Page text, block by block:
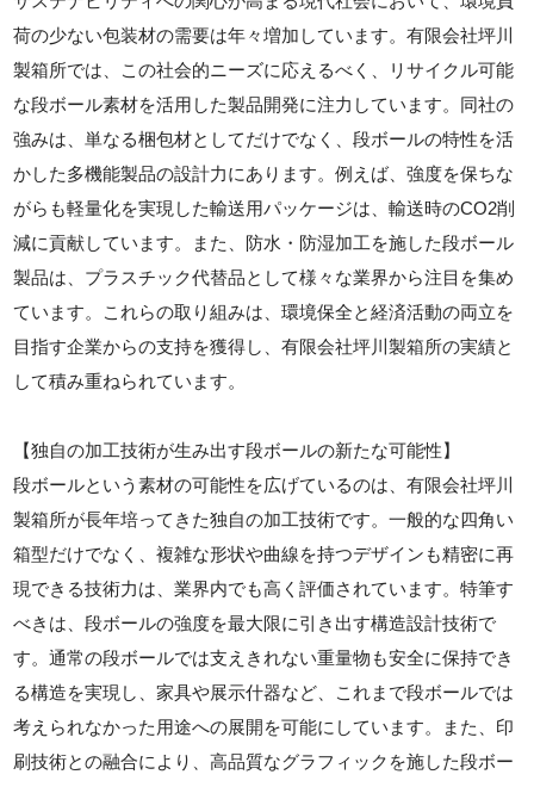
荷の少ない包装材の需要は年々増加しています。有限会社坪川
製箱所では、この社会的ニーズに応えるべく、リサイクル可能
な段ボール素材を活用した製品開発に注力しています。同社の
強みは、単なる梱包材としてだけでなく、段ボールの特性を活
かした多機能製品の設計力にあります。例えば、強度を保ちな
がらも軽量化を実現した輸送用パッケージは、輸送時のCO2削
減に貢献しています。また、防水・防湿加工を施した段ボール
製品は、プラスチック代替品として様々な業界から注目を集め
ています。これらの取り組みは、環境保全と経済活動の両立を
目指す企業からの支持を獲得し、有限会社坪川製箱所の実績と
して積み重ねられています。
【独自の加工技術が生み出す段ボールの新たな可能性】
段ボールという素材の可能性を広げているのは、有限会社坪川
製箱所が長年培ってきた独自の加工技術です。一般的な四角い
箱型だけでなく、複雑な形状や曲線を持つデザインも精密に再
現できる技術力は、業界内でも高く評価されています。特筆す
べきは、段ボールの強度を最大限に引き出す構造設計技術で
す。通常の段ボールでは支えきれない重量物も安全に保持でき
る構造を実現し、家具や展示什器など、これまで段ボールでは
考えられなかった用途への展開を可能にしています。また、印
刷技術との融合により、高品質なグラフィックを施した段ボー